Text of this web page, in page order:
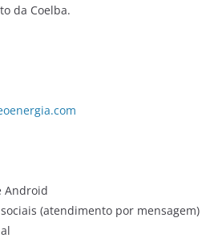
da Coelba.
Android
(atendimento por mensagem)